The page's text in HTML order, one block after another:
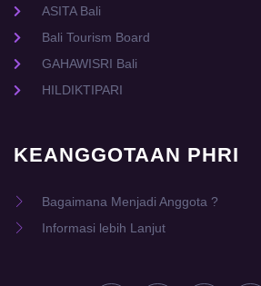
ASITA Bali
Bali Tourism Board
GAHAWISRI Bali
HILDIKTIPARI
KEANGGOTAAN PHRI
Bagaimana Menjadi Anggota ?
Informasi lebih Lanjut